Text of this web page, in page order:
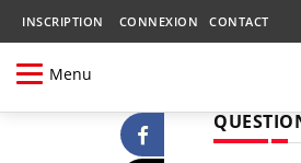
INSCRIPTION CONNEXION CONTACT
Menu